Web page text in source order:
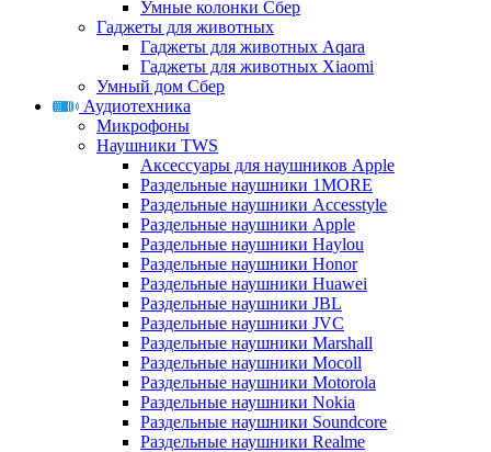
Умные колонки Сбер
Гаджеты для животных
Гаджеты для животных Aqara
Гаджеты для животных Xiaomi
Умный дом Сбер
Аудиотехника
Микрофоны
Наушники TWS
Аксессуары для наушников Apple
Раздельные наушники 1MORE
Раздельные наушники Accesstyle
Раздельные наушники Apple
Раздельные наушники Haylou
Раздельные наушники Honor
Раздельные наушники Huawei
Раздельные наушники JBL
Раздельные наушники JVC
Раздельные наушники Marshall
Раздельные наушники Mocoll
Раздельные наушники Motorola
Раздельные наушники Nokia
Раздельные наушники Soundcore
Раздельные наушники Realme